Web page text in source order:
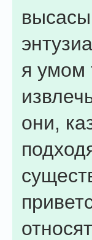
я умом
они,